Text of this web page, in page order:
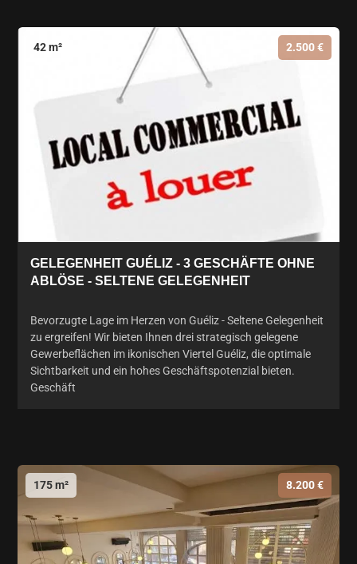
42 m² 2.500 €
GELEGENHEIT GUÉLIZ - 3 GESCHÄFTE OHNE
ABLÖSE - SELTENE GELEGENHEIT
Bevorzugte Lage im Herzen von Guéliz - Seltene Gelegenheit
zu ergreifen! Wir bieten Ihnen drei strategisch gelegene
Gewerbeflächen im ikonischen Viertel Guéliz, die optimale
Sichtbarkeit und ein hohes Geschäftspotenzial bieten.
Geschäft
175 m² 8.200 €